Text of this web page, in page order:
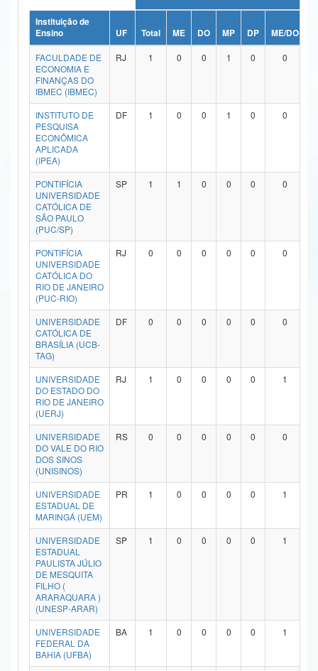
Ministério da Ciência, Tecnologia, Inovações e Comunicações
Ministério do Meio Ambiente
Ministério do Turismo
Ministério do Desenvolvimento Regional
Controladoria-Geral da União
Ministério da Mulher, da Família e dos Direitos Humanos
Secretaria-Geral
Secretaria de Governo
Gabinete de Segurança Institucional
Advocacia-Geral da União
Banco Central do Brasil
Instituição de
Ensino
UF Total ME DO MP DP ME/DO
FACULDADE DE
ECONOMIA E
FINANÇAS DO
IBMEC (IBMEC)
RJ 1 0 0 1 0 0
INSTITUTO DE
PESQUISA
ECONÔMICA
APLICADA
(IPEA)
DF 1 0 0 1 0 0
PONTIFÍCIA
UNIVERSIDADE
CATÓLICA DE
SÃO PAULO
(PUC/SP)
SP 1 1 0 0 0 0
PONTIFÍCIA
UNIVERSIDADE
CATÓLICA DO
RIO DE JANEIRO
(PUC-RIO)
RJ 0 0 0 0 0 0
UNIVERSIDADE
CATÓLICA DE
BRASÍLIA (UCB-
TAG)
DF 0 0 0 0 0 0
UNIVERSIDADE
DO ESTADO DO
RIO DE JANEIRO
(UERJ)
RJ 1 0 0 0 0 1
UNIVERSIDADE
DO VALE DO RIO
DOS SINOS
(UNISINOS)
RS 0 0 0 0 0 0
UNIVERSIDADE
ESTADUAL DE
MARINGÁ (UEM)
PR 1 0 0 0 0 1
UNIVERSIDADE
ESTADUAL
PAULISTA JÚLIO
DE MESQUITA
FILHO (
ARARAQUARA )
(UNESP-ARAR)
SP 1 0 0 0 0 1
UNIVERSIDADE
FEDERAL DA
BAHIA (UFBA)
BA 1 0 0 0 0 1